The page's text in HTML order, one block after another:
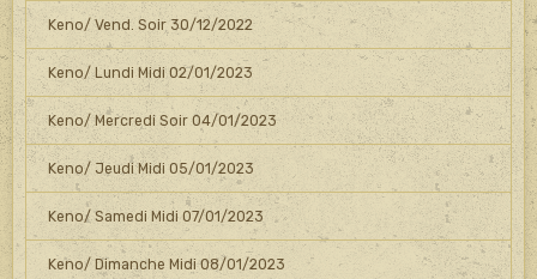
Keno/ Vend. Soir 30/12/2022
Keno/ Lundi Midi 02/01/2023
Keno/ Mercredi Soir 04/01/2023
Keno/ Jeudi Midi 05/01/2023
Keno/ Samedi Midi 07/01/2023
Keno/ Dimanche Midi 08/01/2023